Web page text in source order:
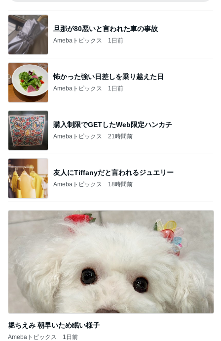
旦那が80悪いと言われた車の事故
Amebaトピックス 1日前
怖かった強い日差しを乗り越えた日
Amebaトピックス 1日前
購入制限でGETしたWeb限定ハンカチ
Amebaトピックス 21時間前
友人にTiffanyだと言われるジュエリー
Amebaトピックス 18時間前
堀ちえみ 朝早いため眠い様子
Amebaトピックス 1日前